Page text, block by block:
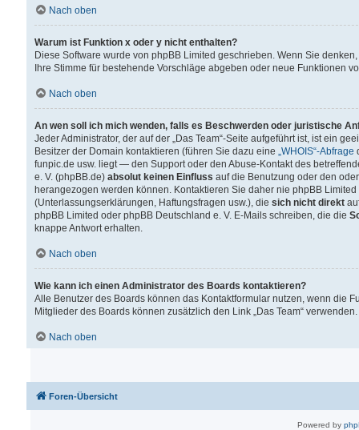
Nach oben
Warum ist Funktion x oder y nicht enthalten?
Diese Software wurde von phpBB Limited geschrieben. Wenn Sie
Ihre Stimme für bestehende Vorschläge abgeben oder neue Funktionen
Nach oben
An wen soll ich mich wenden, falls es Beschwerden oder juristische
Jeder Administrator, der auf der „Das Team“-Seite aufgeführt ist, ist ein
Besitzer der Domain kontaktieren (führen Sie dazu eine „WHOIS“-Abfrage
funpic.de usw. liegt — den Support oder den Abuse-Kontakt des
e. V. (phpBB.de) absolut keinen Einfluss auf die Benutzung oder den
herangezogen werden können. Kontaktieren Sie daher nie phpBB
(Unterlassungserklärungen, Haftungsfragen usw.), die sich nicht direkt
phpBB Limited oder phpBB Deutschland e. V. E-Mails schreiben, die die
knappe Antwort erhalten.
Nach oben
Wie kann ich einen Administrator des Boards kontaktieren?
Alle Benutzer des Boards können das Kontaktformular nutzen, wenn die
Mitglieder des Boards können zusätzlich den Link „Das Team“ verwenden.
Nach oben
Foren-Übersicht
Powered by